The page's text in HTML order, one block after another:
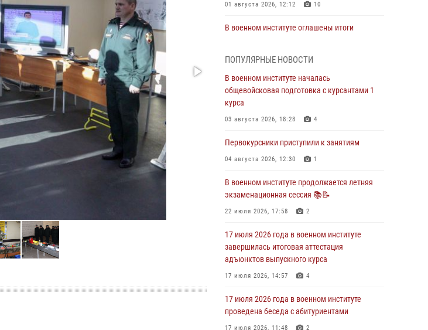
01 августа 2026, 12:12 10
В военном институте оглашены итоги
31 июля 2026, 12:08 5
29 июля 2026 года в военном институте
состоялась церемония приведения
военнослужащих к Военной присяге
29 июля 2026, 06:45 2
29 июля 2026 года курсанты военного
института успешно сдали экзамен по
29 июля 2026, 06:41 6
28 июля 2026 года в военном институте
молебен
28 июля 2026, 13:39 7
В военном институте завершается летняя
28 июля 2026, 10:41 1
ПОПУЛЯРНЫЕ НОВОСТИ
В военном институте началась
общевойсковая подготовка с курсантами 1
курса
03 августа 2026, 18:28 4
Первокурсники приступили к занятиям
04 августа 2026, 12:30 1
В военном институте продолжается летняя
экзаменационная сессия 📚📝
22 июля 2026, 17:58 2
17 июля 2026 года в военном институте
завершилась итоговая аттестация
адъюнктов выпускного курса
17 июля 2026, 14:57 4
17 июля 2026 года в военном институте
проведена беседа с абитуриентами
17 июля 2026, 11:48 2